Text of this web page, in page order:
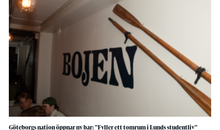
Göteborgs nation öppnar ny bar: ”Fyller ett tomrum i Lunds studentliv”